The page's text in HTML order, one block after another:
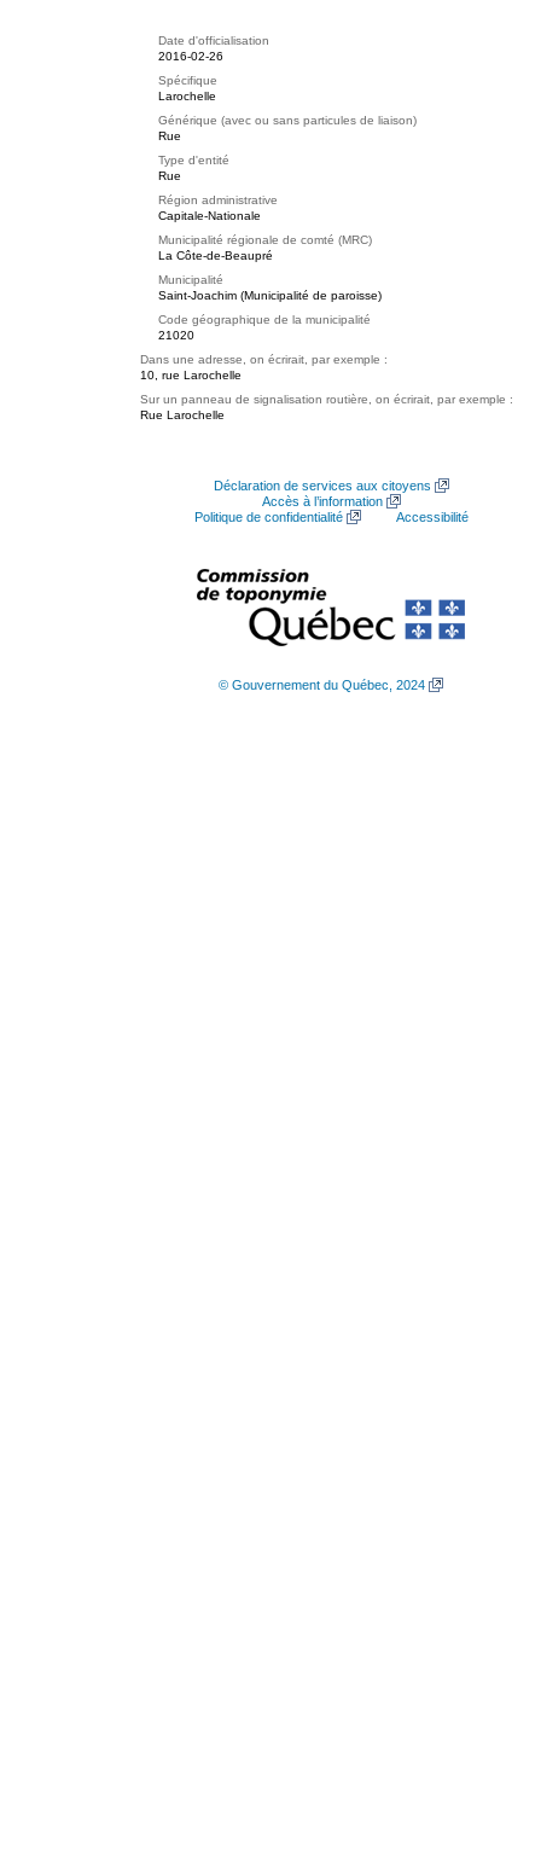
Date d'officialisation
2016-02-26
Spécifique
Larochelle
Générique (avec ou sans particules de liaison)
Rue
Type d'entité
Rue
Région administrative
Capitale-Nationale
Municipalité régionale de comté (MRC)
La Côte-de-Beaupré
Municipalité
Saint-Joachim (Municipalité de paroisse)
Code géographique de la municipalité
21020
Dans une adresse, on écrirait, par exemple :
10, rue Larochelle
Sur un panneau de signalisation routière, on écrirait, par exemple :
Rue Larochelle
Déclaration de services aux citoyens
Accès à l’information
Politique de confidentialité
Accessibilité
© Gouvernement du Québec, 2024